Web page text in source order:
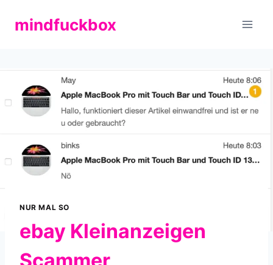
Inhaltmindfuckbox
NUR MAL SO
ebay Kleinanzeigen
Scammer